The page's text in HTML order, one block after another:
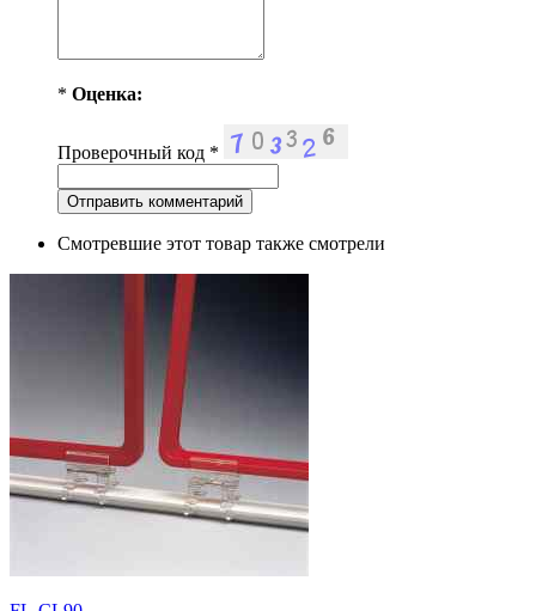
* Оценка:
Проверочный код *
Смотревшие этот товар также смотрели